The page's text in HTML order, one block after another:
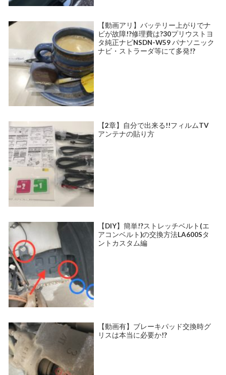
【動画アリ】バッテリー上がりでナ
ビが故障!?修理費は?30プリウストヨ
タ純正ナビNSDN-W59 パナソニック
ナビ・ストラーダ等にて多発!?
【2章】自分で出来る!!フィルムTV
アンテナの貼り方
【DIY】簡単!?ストレッチベルト(エ
アコンベルト)の交換方法LA600Sタ
ントカスタム編
【動画有】ブレーキパッド交換時グ
リスは本当に必要か!?